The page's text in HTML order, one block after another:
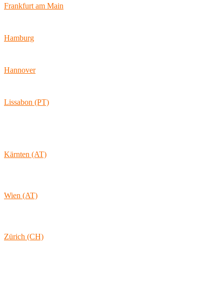
Frankfurt am Main
Hamburg
Hannover
Lissabon (PT)
Kärnten (AT)
Wien (AT)
Zürich (CH)